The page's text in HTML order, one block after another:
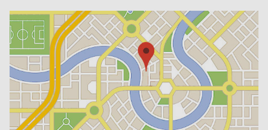
Jahresstelle mit 14 Monatsgehältern
Geregelte Arbeitszeiten und verschiedene
Arbeitszeitmodelle
3, 4 oder 5 Tage-Woche möglich